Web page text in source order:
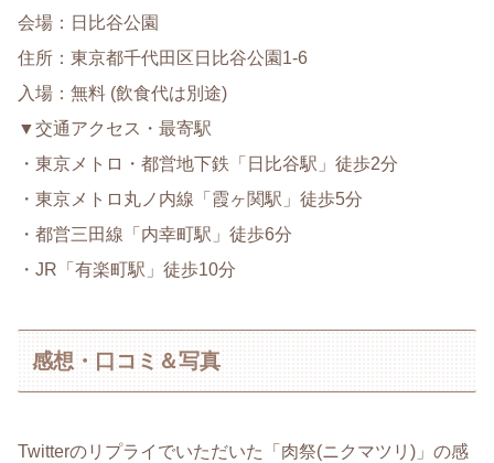
会場：日比谷公園
住所：東京都千代田区日比谷公園1-6
入場：無料 (飲食代は別途)
▼交通アクセス・最寄駅
・東京メトロ・都営地下鉄「日比谷駅」徒歩2分
・東京メトロ丸ノ内線「霞ヶ関駅」徒歩5分
・都営三田線「内幸町駅」徒歩6分
・JR「有楽町駅」徒歩10分
感想・口コミ＆写真
Twitterのリプライでいただいた「肉祭(ニクマツリ)」の感